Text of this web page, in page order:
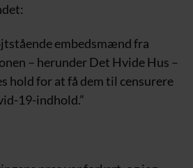
embedsmænd fra
– herunder Det Hvide Hus –
hold for at få dem til censurere
19-indhold.”